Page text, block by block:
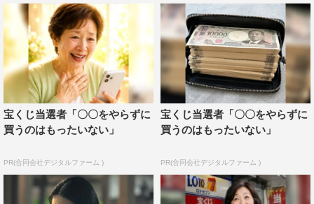
と思い臨みました。
◆はかりごとを瀬名から打ち明けられた氏真は、どのよう
に感じたと想像されたのでしょうか。世に知れ渡ればリス
クも大きい内容でしたが、氏真が賛同した理由をどのよう
に捉えられましたか。
せりふにもありましたが、それが父（今川義元）の願って
いでもあったからではないでしょうか。
宝くじ当選者「〇〇をやらずに
買うのはもったいない」
PR(合同会社デジタルファーム )
宝くじ当選者「〇〇をやらずに
買うのはもったいない」
PR(合同会社デジタルファーム )